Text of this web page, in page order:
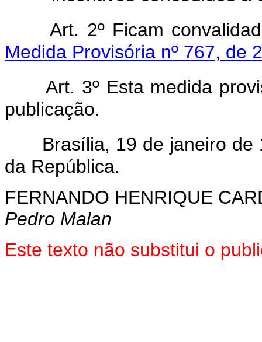
Art. 2º Ficam
Medida Provisória nº 767, de
Art. 3º Esta medida
publicação.
Brasília, 19 de janeiro de
da República.
FERNANDO HENRIQUE
Pedro Malan
Este texto não substitui o